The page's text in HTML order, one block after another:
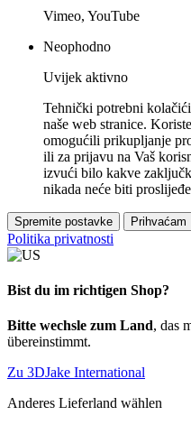
Vimeo, YouTube
Neophodno
Uvijek aktivno
Tehnički potrebni
naše web stranice.
omogućili prikupljanje
ili za prijavu na Vaš
izvući bilo kakve
nikada neće biti
Spremite postavke Prihvaćam
Politika privatnosti
Bist du im richtigen Shop?
Bitte wechsle zum Land, das
übereinstimmt.
Zu 3DJake International
Anderes Lieferland wählen